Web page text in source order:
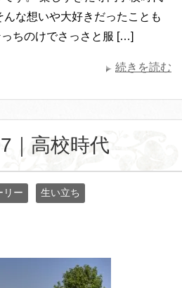
んな想いや大好きだったことも
ちのけでさっさと服 […]
続きを読む
｜高校時代
リー 生い立ち